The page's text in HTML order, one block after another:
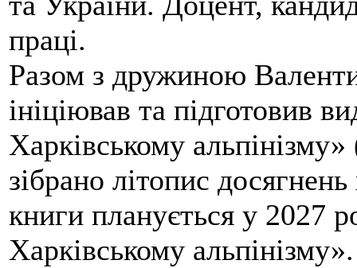
праці.
Разом з дружиною
ініціював та підготовив
Харківському
зібрано літопис
книги планується у 2027
Харківському альпінізму».